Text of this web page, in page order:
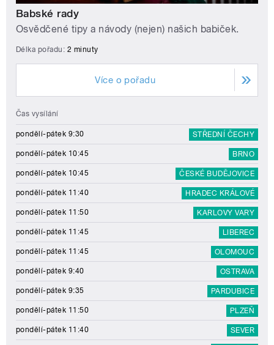
Babské rady
Osvědčené tipy a návody (nejen) našich babiček.
Délka pořadu: 2 minuty
Více o pořadu
Čas vysílání
pondělí-pátek 9:30 STŘEDNÍ ČECHY
pondělí-pátek 10:45 BRNO
pondělí-pátek 10:45 ČESKÉ BUDĚJOVICE
pondělí-pátek 11:40 HRADEC KRÁLOVÉ
pondělí-pátek 11:50 KARLOVY VARY
pondělí-pátek 11:45 LIBEREC
pondělí-pátek 11:45 OLOMOUC
pondělí-pátek 9:40 OSTRAVA
pondělí-pátek 9:35 PARDUBICE
pondělí-pátek 11:50 PLZEŇ
pondělí-pátek 11:40 SEVER